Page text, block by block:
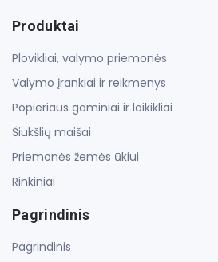
Produktai
Plovikliai, valymo priemonės
Valymo įrankiai ir reikmenys
Popieriaus gaminiai ir laikikliai
Šiukšlių maišai
Priemonės žemės ūkiui
Rinkiniai
Pagrindinis
Pagrindinis